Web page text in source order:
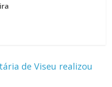
de Viseu realizou